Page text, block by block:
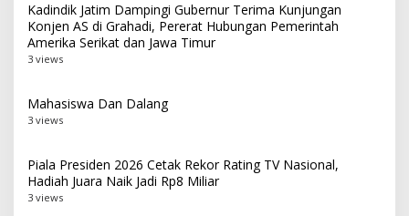
Kadindik Jatim Dampingi Gubernur Terima Kunjungan
Konjen AS di Grahadi, Pererat Hubungan Pemerintah
Amerika Serikat dan Jawa Timur
3 views
Mahasiswa Dan Dalang
3 views
Piala Presiden 2026 Cetak Rekor Rating TV Nasional,
Hadiah Juara Naik Jadi Rp8 Miliar
3 views